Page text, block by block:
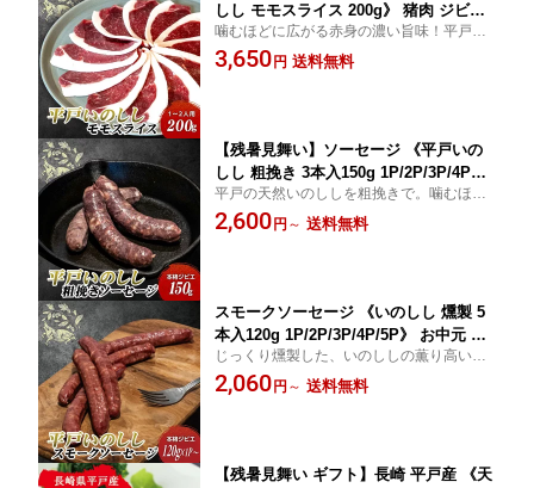
しし モモスライス 200g》 猪肉 ジビエ
高たんぱく ヘルシー 臭みなし 焼肉 ぼ
たん鍋 スタミナ お取り寄せ グルメ 産
噛むほどに広がる赤身の濃い旨味！平戸天
然いのしし「モモ」使い切り200g。高タン
パク・低脂肪で鉄分豊富。ぼたん鍋や、カ
3,650 円 送料無料
【残暑見舞い】ソーセージ 《平戸いの
しし 粗挽き 3本入150g 1P/2P/3P/4P》
お中元 御中元 暑中見舞い 残暑見舞い
ギフト 長崎県産 天然 ウインナー ジビ
平戸の天然いのししを粗挽きで。噛むほど
広がる旨みと、低脂肪・高たんぱくの安
心。おつまみにも毎日の一品にも嬉しい。
2,600 円 ～ 送料無料
スモークソーセージ 《いのしし 燻製 5
本入120g 1P/2P/3P/4P/5P》 お中元 御
中元 暑中見舞い 残暑見舞い ギフト 長
崎 平戸産 天然 ウインナー ジビエ 猪肉
じっくり燻製した、いのししの薫り高い一
本。パリッと弾ける食感がビールにもBBQ
にも最高。平戸産ジビエの実力を。
2,060 円 ～ 送料無料
【残暑見舞い ギフト】長崎 平戸産 《天